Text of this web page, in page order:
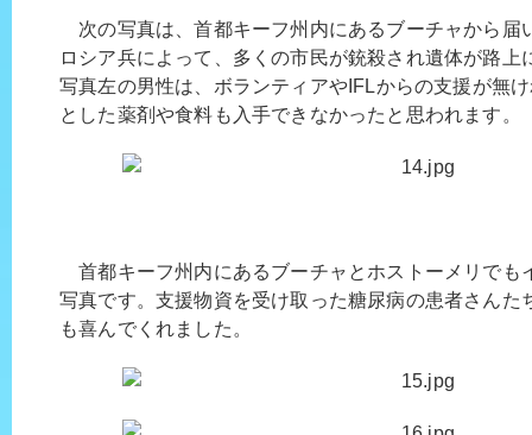
次の写真は、首都キーフ州内にあるブーチャから届
ロシア兵によって、多くの市民が銃殺され遺体が路上
写真左の男性は、ボランティアやIFLからの支援が無
とした薬剤や食料も入手できなかったと思われます。
首都キーフ州内にあるブーチャとホストーメリでも
写真です。支援物資を受け取った糖尿病の患者さんた
も喜んでくれました。